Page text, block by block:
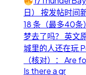
日） 按发帖时间
18 条（最多40条
梦去了吗？ 英文
城里的人还在玩
（核对）： Are
Is there a gr